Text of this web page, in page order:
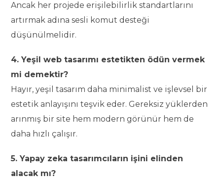
Ancak her projede erişilebilirlik standartlarını
artırmak adına sesli komut desteği
düşünülmelidir.
4. Yeşil web tasarımı estetikten ödün vermek
mi demektir?
Hayır, yeşil tasarım daha minimalist ve işlevsel bir
estetik anlayışını teşvik eder. Gereksiz yüklerden
arınmış bir site hem modern görünür hem de
daha hızlı çalışır.
5. Yapay zeka tasarımcıların işini elinden
alacak mı?